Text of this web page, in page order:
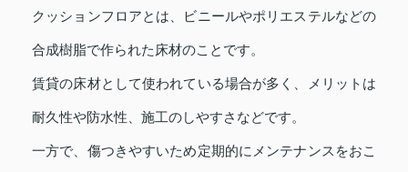
クッションフロアとは、ビニールやポリエステルなどの
合成樹脂で作られた床材のことです。
賃貸の床材として使われている場合が多く、メリットは
耐久性や防水性、施工のしやすさなどです。
一方で、傷つきやすいため定期的にメンテナンスをおこ